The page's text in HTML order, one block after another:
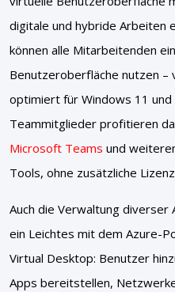
digitale und hybride Arbeiten
können alle Mitarbeitenden
Benutzeroberfläche nutzen –
optimiert für Windows 11
Teammitglieder profitieren
Microsoft Teams und
Tools, ohne zusätzliche
Auch die Verwaltung
ein Leichtes mit dem Azure-
Virtual Desktop: Benutzer
Apps bereitstellen,